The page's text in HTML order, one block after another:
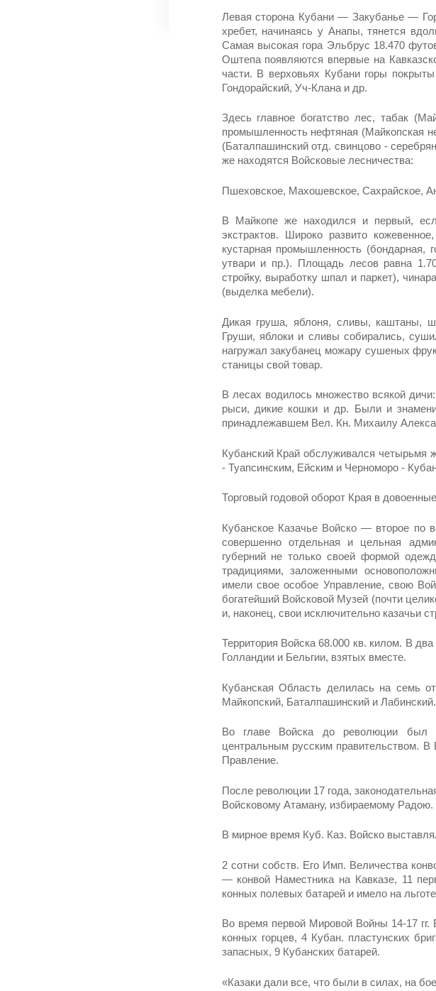
Левая сторона Кубани — Закубанье —
хребет, начинаясь у Анапы, тянется
Самая высокая гора Эльбрус 18.470
Оштепа появляются впервые на
части. В верховьях Ку­бани горы
Гондорайский, Уч-Клана и др.
Здесь главное богатство лес, табак
промышленность нефтяная (Майкопская
(Баталпашинский отд. свинцово -
же находятся Войсковые лесничества:
Пшеховское, Махошевское, Сахрайское,
В Майкопе же находился и первый,
экстрактов. Широко развито
кустарная промыш­ленность (бондарная,
утва­ри и пр.). Площадь лесов равна
стройку, выработку шпал и паркет),
(выделка мебели).
Дикая груша, яблоня, сливы, каштаны,
Груши, яблоки и сливы собирались,
нагружал закубанец можару сушеных
станицы свой товар.
В лесах водилось множество всякой
рыси, дикие кошки и др. Бы­ли и
принадлежавшем Вел. Кн. Михаилу
Кубанский Край обслуживался четырьмя
- Туапсинским, Ейским и Черноморо -
Торговый годовой оборот Края в
Кубанское Казачье Войско — второе по
совершенно отдельная и цельная
губерний не только своей формой
традициями, заложенными
имели свое особое Управле­ние, свою
богатейший Войсковой Музей (почти
и, наконец, свои исключительно каза­чьи
Территория Войска 68.000 кв. килом. В
Голландии и Бельгии, взятых вместе.
Кубанская Область делилась на семь
Майкопский, Баталпашинский и Лабинский.
Во главе Войска до революции был
центральным русским прави­тельством.
Правление.
После революции 17 года,
Войсковому Атаману, изби­раемому Радою.
В мирное время Куб. Каз. Войско
2 сотни собств. Его Имп. Величества
— конвой Наместника на Кавказе, 11
конных поле­вых батарей и имело на
Во время первой Мировой Войны 14-17
конных горцев, 4 Кубан. пластунских
запасных, 9 Кубанских батарей.
«Казаки дали все, что были в силах, на